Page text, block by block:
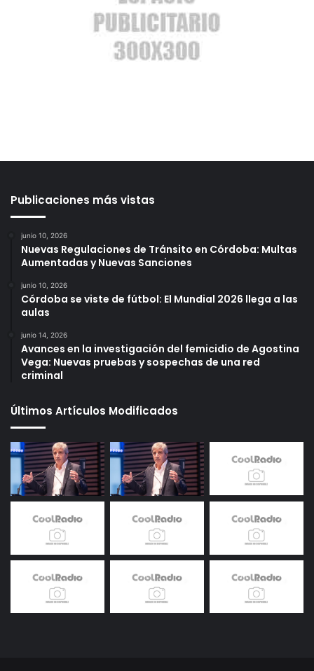
Publicaciones más vistas
junio 10, 2026
Nuevas Regulaciones de Tránsito en Córdoba: Multas
Aumentadas y Nuevas Sanciones
junio 10, 2026
Córdoba se viste de fútbol: El Mundial 2026 llega a las
aulas
junio 14, 2026
Avances en la investigación del femicidio de Agostina
Vega: Nuevas pruebas y sospechas de una red
criminal
Últimos Artículos Modificados